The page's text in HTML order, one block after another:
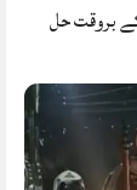
بروقت حل